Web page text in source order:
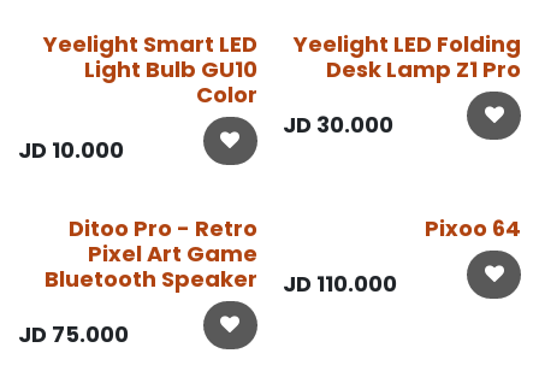
Yeelight LED Folding
Desk Lamp Z1 Pro
JD 30.000
Yeelight Smart LED
Light Bulb GU10
Color
JD 10.000
Pixoo 64
JD 110.000
Ditoo Pro - Retro
Pixel Art Game
Bluetooth Speaker
JD 75.000